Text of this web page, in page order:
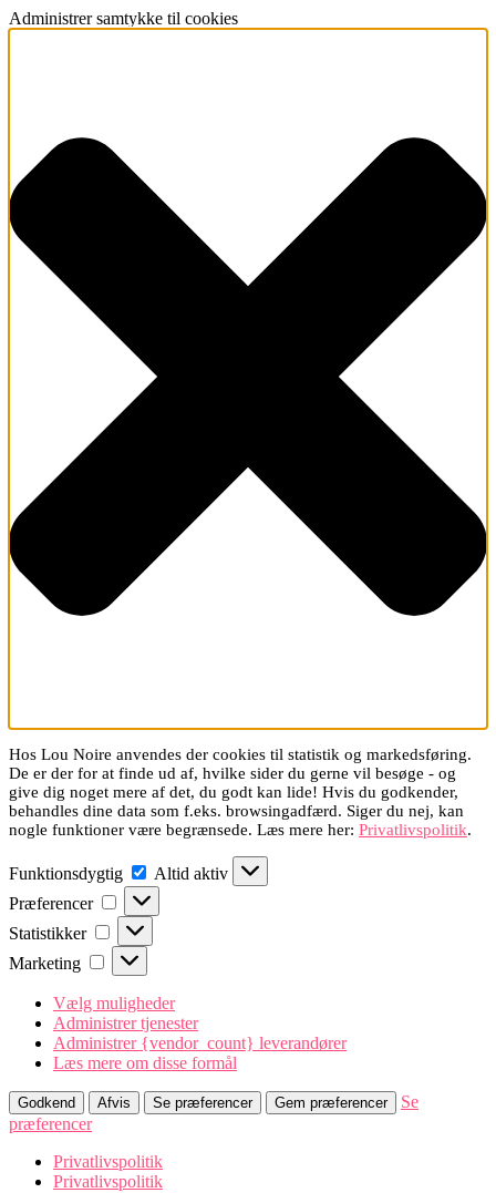
Administrer samtykke til cookies
Hos Lou Noire anvendes der cookies til statistik og markedsføring.
De er der for at finde ud af, hvilke sider du gerne vil besøge - og
give dig noget mere af det, du godt kan lide! Hvis du godkender,
behandles dine data som f.eks. browsingadfærd. Siger du nej, kan
nogle funktioner være begrænsede. Læs mere her: Privatlivspolitik.
Funktionsdygtig Funktionsdygtig
Altid aktiv
Præferencer
Præferencer
Statistikker Statistikker
Marketing Marketing
Vælg muligheder
Administrer tjenester
Administrer {vendor_count} leverandører
Læs mere om disse formål
Godkend Afvis Se præferencer Gem præferencer
Se
præferencer
Privatlivspolitik
Privatlivspolitik